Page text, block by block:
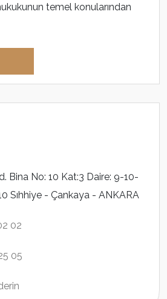
temel konularından
Bina No: 10 Kat:3 Daire: 9-10-
Sıhhiye - Çankaya - ANKARA
02
05